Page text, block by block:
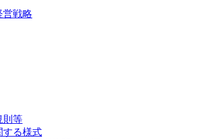
営戦略
則等
する様式